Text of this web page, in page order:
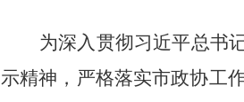
为深入贯彻习近平总书
示精神，严格落实市政协工